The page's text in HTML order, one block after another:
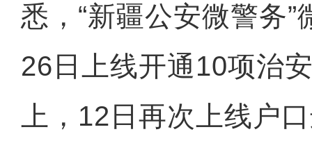
悉，“新疆公安微警务
26日上线开通10项治
上，12日再次上线户